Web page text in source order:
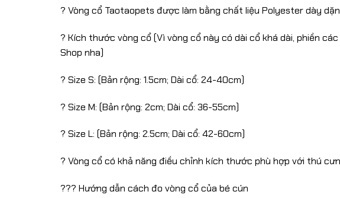
? Vòng cổ Taotaopets được làm bằng chất liệu Polyester dày
? Kích thước vòng cổ (Vì vòng cổ này có dài cổ khá dài, phiền
Shop nha)
? Size S: (Bản rộng: 1.5cm; Dài cổ: 24-40cm)
? Size M: (Bản rộng: 2cm; Dài cổ: 36-55cm)
? Size L: (Bản rộng: 2.5cm; Dài cổ: 42-60cm)
? Vòng cổ có khả năng điều chỉnh kích thước phù hợp với thú
??? Hướng dẫn cách đo vòng cổ của bé cún